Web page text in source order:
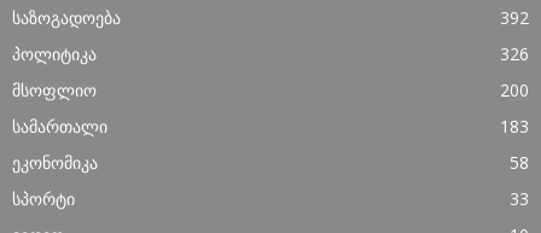
საზოგადოება
392
პოლიტიკა
326
მსოფლიო
200
სამართალი
183
ეკონომიკა
58
სპორტი
33